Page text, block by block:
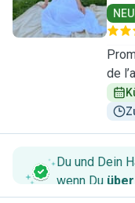
de
Du und Dein
wenn Du